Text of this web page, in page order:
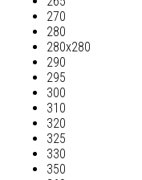
270
280
280х280
290
295
300
310
320
325
330
350